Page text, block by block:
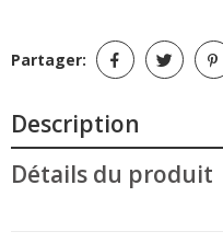
Partager:
Description
Détails du produit